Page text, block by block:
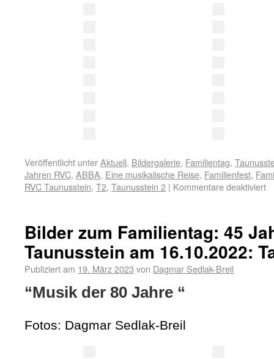
Veröffentlicht unterAktuell, Bildergalerie, Familientag,
Jahren RVC, ABBA, Eine musikalische Reise, Familienfest,
RVC Taunusstein, T2, Taunusstein 2 | Kommentare deaktiviert
Bilder zum Familientag: 45
Taunusstein am 16.10.2022:
Publiziert am 19. März 2023 von Dagmar Sedlak-Breil
“Musik der 80 Jahre “
Fotos: Dagmar Sedlak-Breil